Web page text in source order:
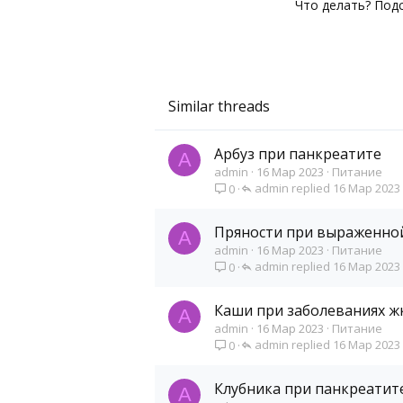
Что делать?
Similar threads
A Арбуз при панкреатите
admin 16 Мар 2023
Питание
0
16 Мар 2023
admin
A Пряности при
admin 16 Мар 2023
Питание
0
16 Мар 2023
admin
A Каши при заболеваниях
admin 16 Мар 2023
Питание
0
16 Мар 2023
admin
A Клубника при